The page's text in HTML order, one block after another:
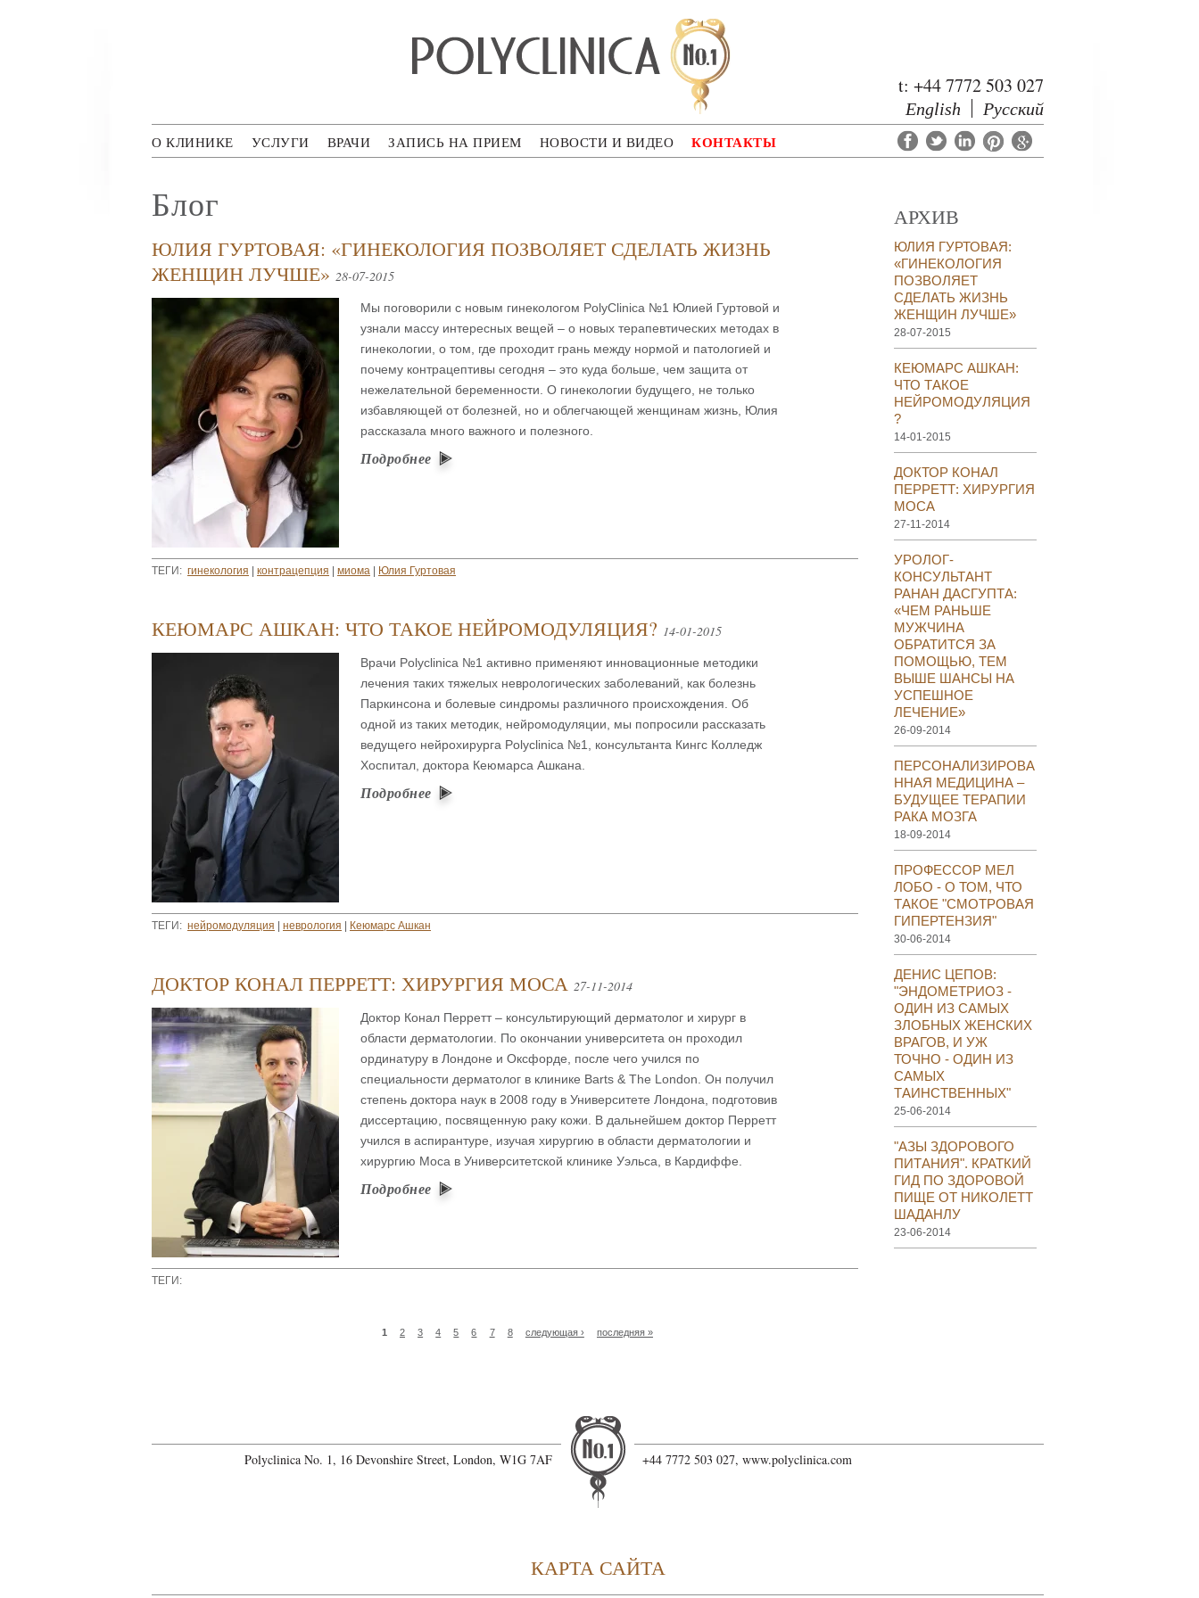
Polyclinica
t: +44 7772 503 027
English Русский
О КЛИНИКЕ УСЛУГИ ВРАЧИ ЗАПИСЬ НА ПРИЕМ НОВОСТИ И ВИДЕО КОНТАКТЫ
Блог
ЮЛИЯ ГУРТОВАЯ: «ГИНЕКОЛОГИЯ ПОЗВОЛЯЕТ СДЕЛАТЬ ЖИЗНЬ
ЖЕНЩИН ЛУЧШЕ» 28-07-2015
Мы поговорили с новым гинекологом PolyClinica №1 Юлией Гуртовой и
узнали массу интересных вещей – о новых терапевтических методах в
гинекологии, о том, где проходит грань между нормой и патологией и
почему контрацептивы сегодня – это куда больше, чем защита от
нежелательной беременности. О гинекологии будущего, не только
избавляющей от болезней, но и облегчающей женщинам жизнь, Юлия
рассказала много важного и полезного.
Подробнее
ТЕГИ: гинекология контрацепция миома Юлия Гуртовая
КЕЮМАРС АШКАН: ЧТО ТАКОЕ НЕЙРОМОДУЛЯЦИЯ? 14-01-2015
Врачи Polyclinica №1 активно применяют инновационные методики
лечения таких тяжелых неврологических заболеваний, как болезнь
Паркинсона и болевые синдромы различного происхождения. Об
одной из таких методик, нейромодуляции, мы попросили рассказать
ведущего нейрохирурга Polyclinica №1, консультанта Кингс Колледж
Хоспитал, доктора Кеюмарса Ашкана.
Подробнее
ТЕГИ: нейромодуляция неврология Кеюмарс Ашкан
ДОКТОР КОНАЛ ПЕРРЕТТ: ХИРУРГИЯ МОСА 27-11-2014
Доктор Конал Перретт – консультирующий дерматолог и хирург в
области дерматологии. По окончании университета он проходил
ординатуру в Лондоне и Оксфорде, после чего учился по
специальности дерматолог в клинике Barts & The London. Он получил
степень доктора наук в 2008 году в Университете Лондона, подготовив
диссертацию, посвященную раку кожи. В дальнейшем доктор Перретт
учился в аспирантуре, изучая хирургию в области дерматологии и
хирургию Моса в Университетской клинике Уэльса, в Кардиффе.
Подробнее
ТЕГИ:
1 2 3 4 5 6 7 8 следующая › последняя »
АРХИВ
ЮЛИЯ ГУРТОВАЯ:
«ГИНЕКОЛОГИЯ
ПОЗВОЛЯЕТ
СДЕЛАТЬ ЖИЗНЬ
ЖЕНЩИН ЛУЧШЕ»
28-07-2015
КЕЮМАРС АШКАН:
ЧТО ТАКОЕ
НЕЙРОМОДУЛЯЦИЯ
?
14-01-2015
ДОКТОР КОНАЛ
ПЕРРЕТТ: ХИРУРГИЯ
МОСА
27-11-2014
УРОЛОГ-
КОНСУЛЬТАНТ
РАНАН ДАСГУПТА:
«ЧЕМ РАНЬШЕ
МУЖЧИНА
ОБРАТИТСЯ ЗА
ПОМОЩЬЮ, ТЕМ
ВЫШЕ ШАНСЫ НА
УСПЕШНОЕ
ЛЕЧЕНИЕ»
26-09-2014
ПЕРСОНАЛИЗИРОВА
ННАЯ МЕДИЦИНА –
БУДУЩЕЕ ТЕРАПИИ
РАКА МОЗГА
18-09-2014
ПРОФЕССОР МЕЛ
ЛОБО - О ТОМ, ЧТО
ТАКОЕ "СМОТРОВАЯ
ГИПЕРТЕНЗИЯ"
30-06-2014
ДЕНИС ЦЕПОВ:
"ЭНДОМЕТРИОЗ -
ОДИН ИЗ САМЫХ
ЗЛОБНЫХ ЖЕНСКИХ
ВРАГОВ, И УЖ
ТОЧНО - ОДИН ИЗ
САМЫХ
ТАИНСТВЕННЫХ"
25-06-2014
"АЗЫ ЗДОРОВОГО
ПИТАНИЯ". КРАТКИЙ
ГИД ПО ЗДОРОВОЙ
ПИЩЕ ОТ НИКОЛЕТТ
ШАДАНЛУ
23-06-2014
Polyclinica No. 1, 16 Devonshire Street, London, W1G 7AF +44 7772 503 027, www.polyclinica.com
КАРТА САЙТА